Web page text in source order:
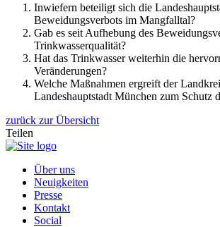
Inwiefern beteiligt sich die
Beweidungsverbots im Mangfalltal?
Gab es seit Aufhebung des
Trinkwasserqualität?
Hat das Trinkwasser weiterhin die
Veränderungen?
Welche Maßnahmen ergreift der
Landeshauptstadt München zum Schutz
zurück zur Übersicht
Teilen
Über uns
Neuigkeiten
Presse
Kontakt
Social